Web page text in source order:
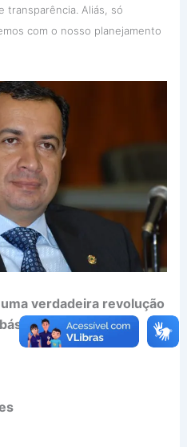
transparência. Aliás, só
com o nosso planejamento
verdadeira revolução